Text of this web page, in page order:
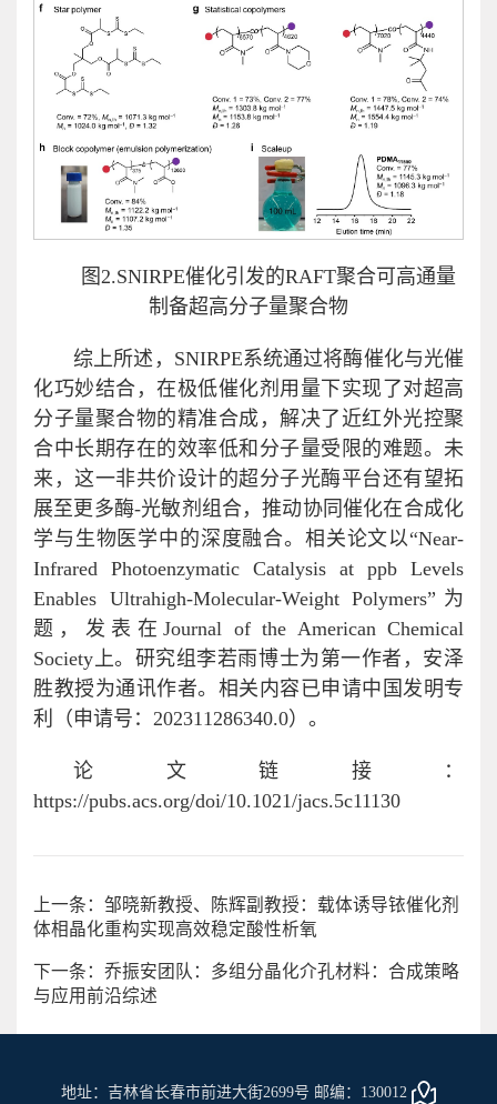
图2.SNIRPE催化引发的RAFT聚合可高通量
制备超高分子量聚合物
综上所述，SNIRPE系统通过将酶催化与光催
化巧妙结合，在极低催化剂用量下实现了对超高
分子量聚合物的精准合成，解决了近红外光控聚
合中长期存在的效率低和分子量受限的难题。未
来，这一非共价设计的超分子光酶平台还有望拓
展至更多酶-光敏剂组合，推动协同催化在合成化
学与生物医学中的深度融合。相关论文以“Near-
Infrared Photoenzymatic Catalysis at ppb Levels
Enables Ultrahigh-Molecular-Weight Polymers”为
题，发表在Journal of the American Chemical
Society上。研究组李若雨博士为第一作者，安泽
胜教授为通讯作者。相关内容已申请中国发明专
利（申请号：202311286340.0）。
论文链接：
https://pubs.acs.org/doi/10.1021/jacs.5c11130
上一条：邹晓新教授、陈辉副教授：载体诱导铱催化剂
体相晶化重构实现高效稳定酸性析氧
下一条：乔振安团队：多组分晶化介孔材料：合成策略
与应用前沿综述
地址：吉林省长春市前进大街2699号 邮编：130012